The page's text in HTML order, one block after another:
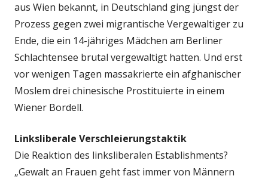
aus Wien bekannt, in Deutschland ging jüngst der
Prozess gegen zwei migrantische Vergewaltiger zu
Ende, die ein 14-jähriges Mädchen am Berliner
Schlachtensee brutal vergewaltigt hatten. Und erst
vor wenigen Tagen massakrierte ein afghanischer
Moslem drei chinesische Prostituierte in einem
Wiener Bordell.
Linksliberale Verschleierungstaktik
Die Reaktion des linksliberalen Establishments?
„Gewalt an Frauen geht fast immer von Männern